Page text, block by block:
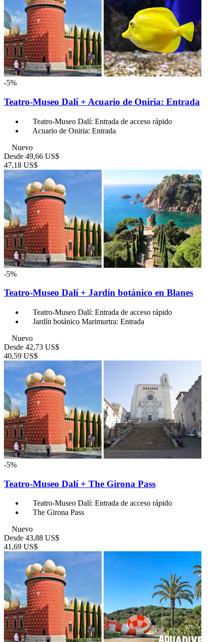
-5%
Teatro-Museo Dalí + Acuario de Oniria: Entrada
Teatro-Museo Dalí: Entrada de acceso rápido
Acuario de Oniria: Entrada
Nuevo
Desde 49,66 US$
47,18 US$
-5%
Teatro-Museo Dalí + Jardín botánico en Blanes
Teatro-Museo Dalí: Entrada de acceso rápido
Jardín botánico Marimurtra: Entrada
Nuevo
Desde 42,73 US$
40,59 US$
-5%
Teatro-Museo Dalí + The Girona Pass
Teatro-Museo Dalí: Entrada de acceso rápido
The Girona Pass
Nuevo
Desde 43,88 US$
41,69 US$